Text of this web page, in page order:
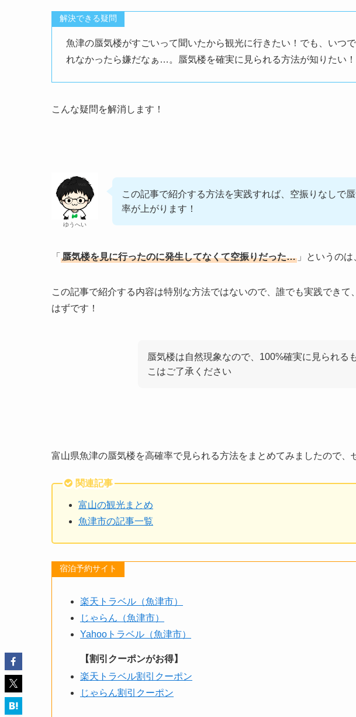
解決できる疑問
魚津の蜃気楼がすごいって聞いたから観光に行きたい！でも、いつ
れなかったら嫌だなぁ…。蜃気楼を確実に見られる方法が知りたい！
こんな疑問を解消します！
ゆうへい
この記事で紹介する方法を実践すれば、空振りなしで
率が上がります！
「 蜃気楼を見に行ったのに発生してなくて空振りだった… 」というの
この記事で紹介する内容は特別な方法ではないので、誰でも実践でき
はずです！
蜃気楼は自然現象なので、100%確実に見られる
こはご了承ください
富山県魚津の蜃気楼を高確率で見られる方法をまとめてみましたので、
関連記事
富山の観光まとめ
魚津市の記事一覧
宿泊予約サイト
楽天トラベル（魚津市）
じゃらん（魚津市）
Yahooトラベル（魚津市）
【割引クーポンがお得】
楽天トラベル割引クーポン
じゃらん割引クーポン